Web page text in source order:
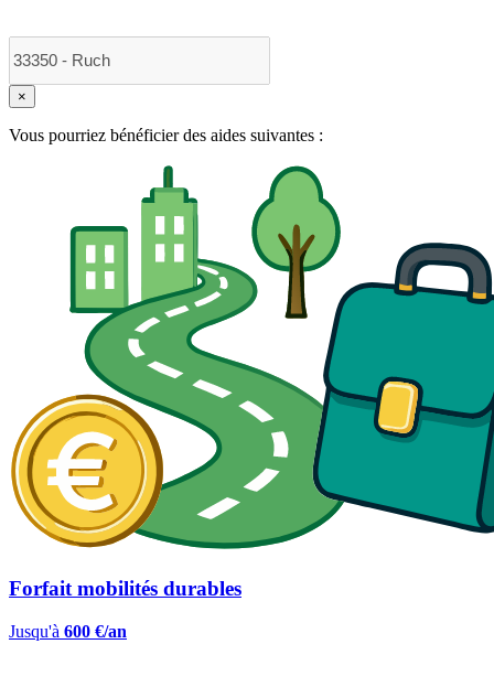
×
Vous pourriez bénéficier des aides suivantes :
Forfait mobilités durables
Jusqu'à 600 €/an